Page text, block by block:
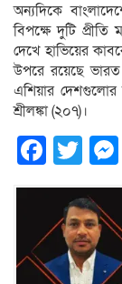
অন্যদিকে
বিপক্ষে দুটি
দেখে হাভিয়ের
উপরে রয়েছে
এশিয়ার দেশগুলোর
শ্রীলঙ্কা (২০৭)।